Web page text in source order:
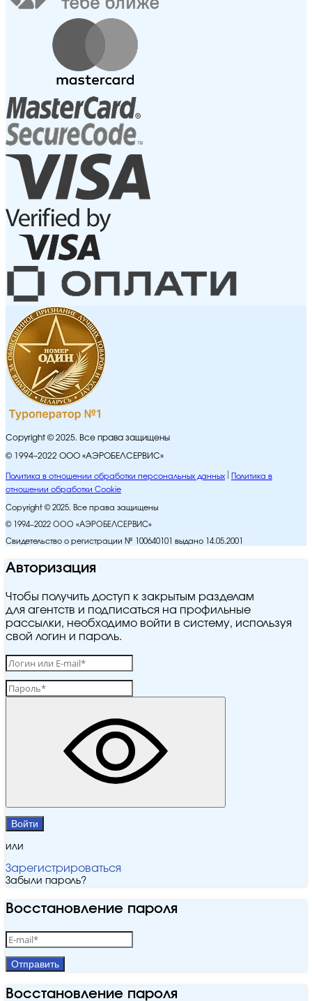
Copyright © 2025. Все права защищены
© 1994–2022 ООО «АЭРОБЕЛСЕРВИС»
Политика в отношении обработки персональных данных
Политика в
отношении обработки Cookie
Copyright © 2025. Все права защищены
© 1994–2022 ООО «АЭРОБЕЛСЕРВИС»
Свидетельство о регистрации № 100640101 выдано 14.05.2001
Авторизация
Чтобы получить доступ к закрытым разделам
для агентств и подписаться на профильные
рассылки, необходимо войти в систему, используя
свой логин и пароль.
Войти
или
Зарегистрироваться
Забыли пароль?
Восстановление пароля
Отправить
Восстановление пароля